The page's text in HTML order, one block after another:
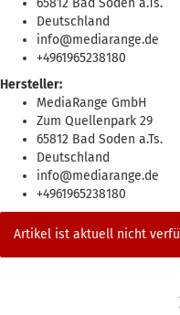
65812 Bad Soden a.Ts.
Deutschland
info@mediarange.de
+4961965238180
Hersteller:
MediaRange GmbH
Zum Quellenpark 29
65812 Bad Soden a.Ts.
Deutschland
info@mediarange.de
+4961965238180
Artikel ist aktuell nicht